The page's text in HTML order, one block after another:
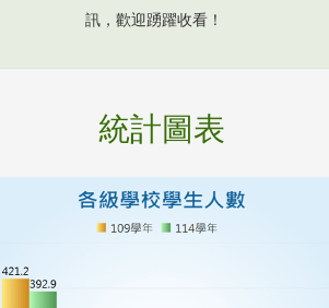
訊，歡迎踴躍收看！
統計圖表